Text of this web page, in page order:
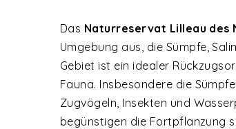
Das Naturreservat Lilleau des
Umgebung aus, die Sümpfe,
Gebiet ist ein idealer
Fauna. Insbesondere die
Zugvögeln, Insekten und
begünstigen die Fortpflanzung